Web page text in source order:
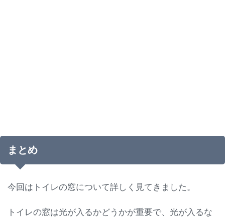
まとめ
今回はトイレの窓について詳しく見てきました。
トイレの窓は光が入るかどうかが重要で、光が入るな